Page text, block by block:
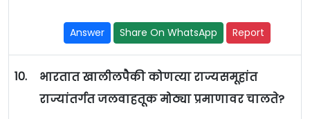
Answer Share On WhatsApp Report
10.
भारतात खालीलपैकी कोणत्या राज्यसमूहांत
राज्यांतर्गत जलवाहतूक मोठ्या प्रमाणावर चालते?